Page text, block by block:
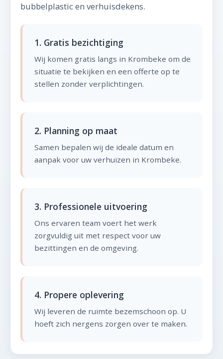
bubbelplastic en verhuisdekens.
1. Gratis bezichtiging
Wij komen gratis langs in Krombeke om de
situatie te bekijken en een offerte op te
stellen zonder verplichtingen.
2. Planning op maat
Samen bepalen wij de ideale datum en
aanpak voor uw verhuizen in Krombeke.
3. Professionele uitvoering
Ons ervaren team voert het werk
zorgvuldig uit met respect voor uw
bezittingen en de omgeving.
4. Propere oplevering
Wij leveren de ruimte bezemschoon op. U
hoeft zich nergens zorgen over te maken.